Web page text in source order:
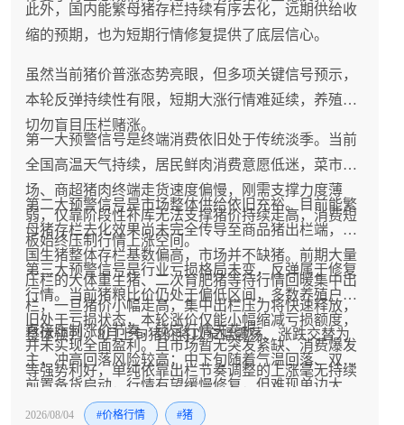
此外，国内能繁母猪存栏持续有序去化，远期供给收
缩的预期，也为短期行情修复提供了底层信心。
虽然当前猪价普涨态势亮眼，但多项关键信号预示，
本轮反弹持续性有限，短期大涨行情难延续，养殖户
切勿盲目压栏赌涨。
第一大预警信号是终端消费依旧处于传统淡季。当前
全国高温天气持续，居民鲜肉消费意愿低迷，菜市
场、商超猪肉终端走货速度偏慢，刚需支撑力度薄
弱，仅靠阶段性补库无法支撑猪价持续走高，消费短
板始终压制行情上涨空间。
第二大预警信号是市场整体供给依旧充裕。目前能繁
母猪存栏去化效果尚未完全传导至商品猪出栏端，全
国生猪整体存栏基数偏高，市场并不缺猪。前期大量
压栏的大体重生猪、二次育肥猪等待行情回暖集中出
栏，一旦猪价小幅走高，集中出栏压力将快速释放，
直接压制涨价节奏，锁定行情天花板。
第三大预警信号是行业亏损格局未变，反弹属于修复
行情。当前猪粮比价仍处于偏低区间，多数养殖户依
旧处于亏损状态，本轮涨价仅能小幅缩减亏损额度，
并未实现全面盈利。且市场暂无突发紧缺、消费爆发
等强势利好，单纯依靠出栏节奏调整的上涨毫无持续
整体预判，8月上旬猪价将以窄幅震荡、涨跌交替为
主，冲高回落风险较高；中下旬随着气温回落、双节
前置备货启动，行情有望缓慢修复，但难现单边大
涨。真正的趋势性上涨窗口，大概率集中在四季度消
2026/08/04 #价格行情 #猪